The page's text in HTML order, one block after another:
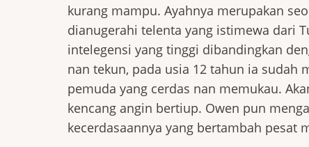
kurang mampu. Ayahnya merupakan
dianugerahi telenta yang istimewa dari
intelegensi yang tinggi dibandingkan
nan tekun, pada usia 12 tahun ia sudah
pemuda yang cerdas nan memukau.
kencang angin bertiup. Owen pun
kecerdasaannya yang bertambah pesat